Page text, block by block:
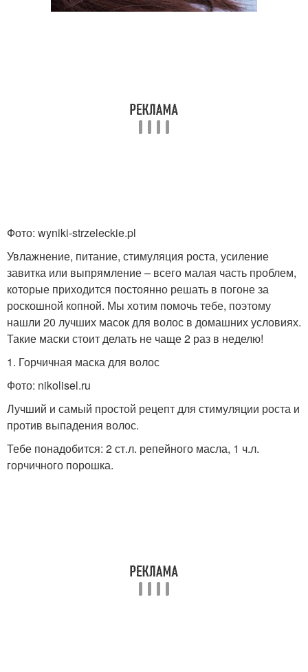
Фото: wyniki-strzeleckie.pl
Увлажнение, питание, стимуляция роста, усиление
завитка или выпрямление – всего малая часть проблем,
которые приходится постоянно решать в погоне за
роскошной копной. Мы хотим помочь тебе, поэтому
нашли 20 лучших масок для волос в домашних условиях.
Такие маски стоит делать не чаще 2 раз в неделю!
1. Горчичная маска для волос
Фото: nikolisel.ru
Лучший и самый простой рецепт для стимуляции роста и
против выпадения волос.
Тебе понадобится: 2 ст.л. репейного масла, 1 ч.л.
горчичного порошка.